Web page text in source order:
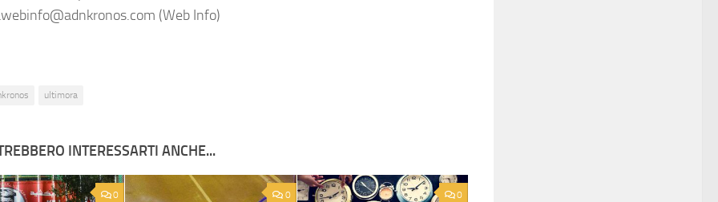
(Web Info)
ultimora
INTERESSARTI ANCHE...
0 0 0